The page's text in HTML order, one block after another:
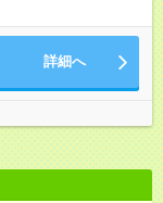
詳細へ